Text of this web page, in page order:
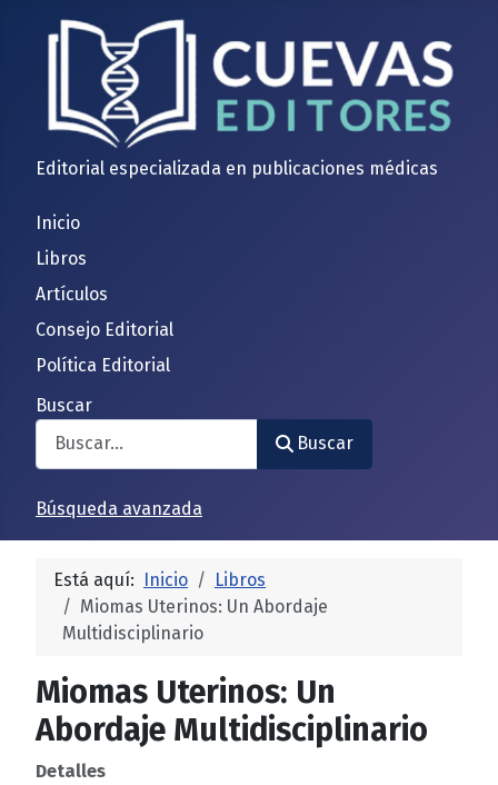
Editorial especializada en publicaciones médicas
Inicio
Libros
Artículos
Consejo Editorial
Política Editorial
Buscar
Buscar
Búsqueda avanzada
Está aquí: Inicio
Libros
Miomas Uterinos: Un Abordaje
Multidisciplinario
Miomas Uterinos: Un
Abordaje Multidisciplinario
Detalles